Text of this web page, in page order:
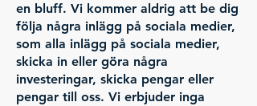
en bluff. Vi kommer aldrig att be dig
följa några inlägg på sociala medier,
som alla inlägg på sociala medier,
skicka in eller göra några
investeringar, skicka pengar eller
pengar till oss. Vi erbjuder inga